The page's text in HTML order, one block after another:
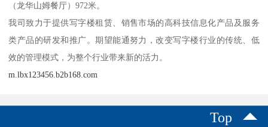
（龙华山姆餐厅）972米。
我司致力于提供写字楼租赁、销售市场的高科技信息化产品及服务
类产品的研发和推广。期望能通努力，改变写字楼行业的传统、低
效的管理模式，为整个行业带来新的活力。
m.lbx123456.b2b168.com
Top